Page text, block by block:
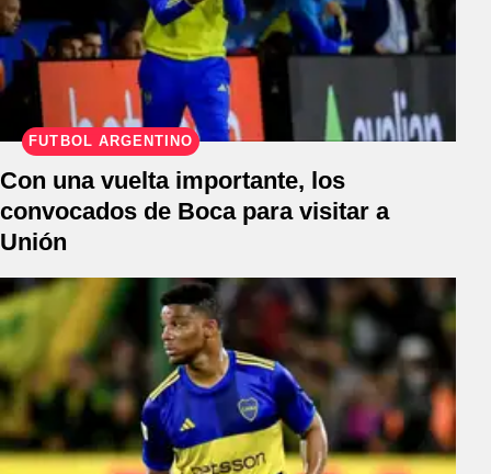
FÚTBOL ARGENTINO
Con una vuelta importante, los
convocados de Boca para visitar a
Unión